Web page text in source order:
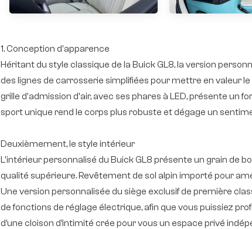
1. Conception d'apparence
Héritant du style classique de la Buick GL8, la version
des lignes de carrosserie simplifiées pour mettre en valeur
grille d'admission d'air, avec ses phares à LED, présente un
sport unique rend le corps plus robuste et dégage un
Deuxièmement, le style intérieur
L'intérieur personnalisé du Buick GL8 présente un grain de
qualité supérieure. Revêtement de sol alpin importé pour
Une version personnalisée du siège exclusif de première
de fonctions de réglage électrique, afin que vous puissiez
d’une cloison d’intimité crée pour vous un espace privé